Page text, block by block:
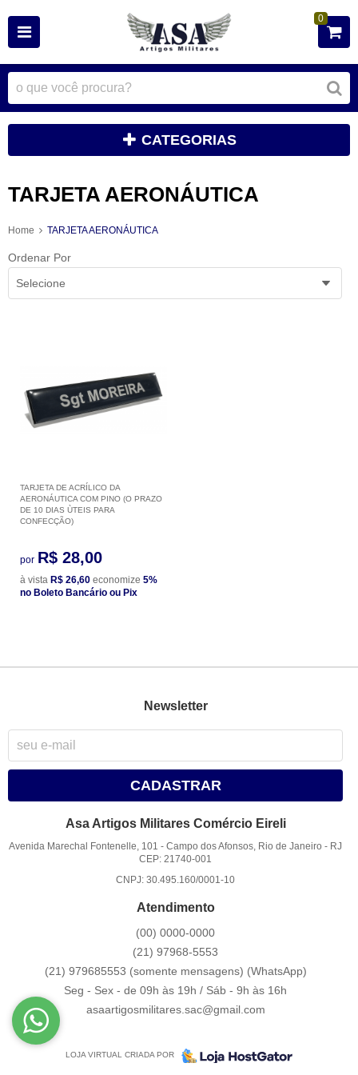
0
CATEGORIAS
TARJETA AERONÁUTICA
Home TARJETA AERONÁUTICA
Ordenar Por
Selecione
TARJETA DE ACRÍLICO DA
AERONÁUTICA COM PINO (O PRAZO
DE 10 DIAS ÙTEIS PARA
CONFECÇÃO)
por R$ 28,00
à vista R$ 26,60 economize 5%
no Boleto Bancário ou Pix
Newsletter
CADASTRAR
Asa Artigos Militares Comércio Eireli
Avenida Marechal Fontenelle, 101 -Campo dos Afonsos, Rio de Janeiro - RJ
CEP: 21740-001
CNPJ: 30.495.160/0001-10
Atendimento
(00) 0000-0000
(21) 97968-5553
(21) 979685553 (somente mensagens) (WhatsApp)
Seg - Sex - de 09h às 19h / Sáb - 9h às 16h
asaartigosmilitares.sac@gmail.com
LOJA VIRTUAL CRIADA POR